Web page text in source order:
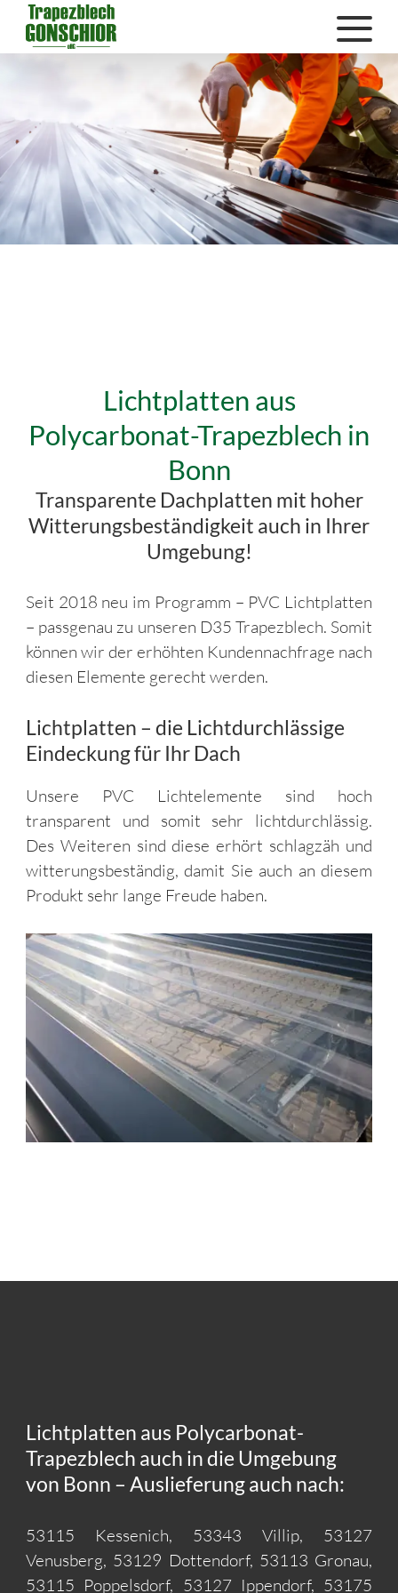
Lichtplatten aus
Polycarbonat-Trapezblech in
Bonn
Transparente Dachplatten mit hoher
Witterungsbeständigkeit auch in Ihrer
Umgebung!
Seit 2018 neu im Programm – PVC Lichtplatten
– passgenau zu unseren D35 Trapezblech. Somit
können wir der erhöhten Kundennachfrage nach
diesen Elemente gerecht werden.
Lichtplatten – die Lichtdurchlässige
Eindeckung für Ihr Dach
Unsere PVC Lichtelemente sind hoch
transparent und somit sehr lichtdurchlässig.
Des Weiteren sind diese erhört schlagzäh und
witterungsbeständig, damit Sie auch an diesem
Produkt sehr lange Freude haben.
Lichtplatten aus Polycarbonat-
Trapezblech auch in die Umgebung
von Bonn – Auslieferung auch nach:
53115 Kessenich, 53343 Villip, 53127
Venusberg, 53129 Dottendorf, 53113 Gronau,
53115 Poppelsdorf, 53127 Ippendorf, 53175